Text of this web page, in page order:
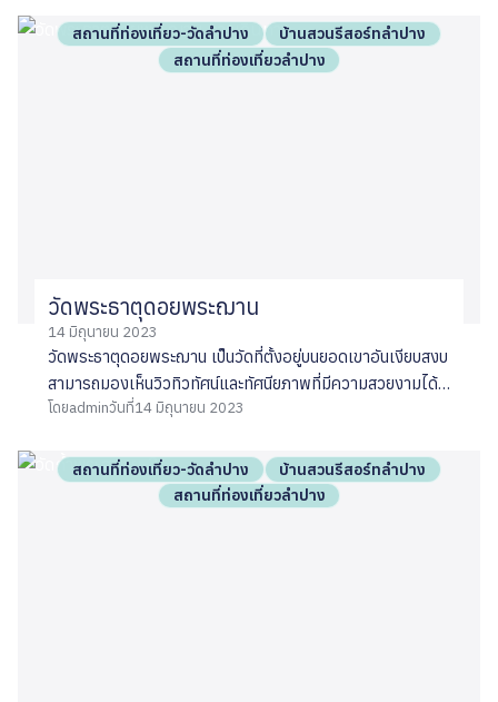
เห็นเงาพระธาตุและพระวิหารด้านในกลับหัวได้
สถานที่ท่องเที่ยว-วัดลำปาง
บ้านสวนรีสอร์ทลำปาง
สถานที่ท่องเที่ยวลำปาง
วัดพระธาตุดอยพระฌาน
14 มิถุนายน 2023
วัดพระธาตุดอยพระฌาน เป็นวัดที่ตั้งอยู่บนยอดเขาอันเงียบสงบ
สามารถมองเห็นวิวทิวทัศน์และทัศนียภาพที่มีความสวยงามได้ดี
เห็นทิวเขาต้นไม้ที่เขียวขจีได้รอบทิศในช่วงเวลาเช้าสามารถเห็น
สีเขียวขนาดใหญ่เป็นอีกหนึ่งจุดแลนด์มาร์ค
โดยadminวันที่14 มิถุนายน 2023
สถานที่ท่องเที่ยว-วัดลำปาง
บ้านสวนรีสอร์ทลำปาง
สถานที่ท่องเที่ยวลำปาง